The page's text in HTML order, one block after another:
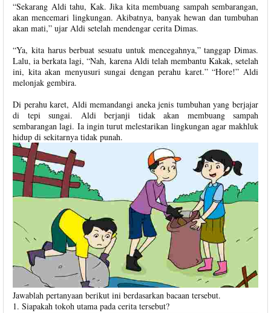
“Sekarang Aldi tahu, Kak. Jika kita membuang sampah sembarangan,
akan mencemari lingkungan. Akibatnya, banyak hewan dan tumbuhan
akan mati,” ujar Aldi setelah mendengar cerita Dimas.
“Ya, kita harus berbuat sesuatu untuk mencegahnya,” tanggap Dimas.
Lalu, ia berkata lagi, “Nah, karena Aldi telah membantu Kakak, setelah
ini, kita akan menyusuri sungai dengan perahu karet.” “Hore!” Aldi
melonjak gembira.
Di perahu karet, Aldi memandangi aneka jenis tumbuhan yang berjajar
di tepi sungai. Aldi berjanji tidak akan membuang sampah
sembarangan lagi. Ia ingin turut melestarikan lingkungan agar makhluk
hidup di sekitarnya tidak punah.
Jawablah pertanyaan berikut ini berdasarkan bacaan tersebut.
1. Siapakah tokoh utama pada cerita tersebut?